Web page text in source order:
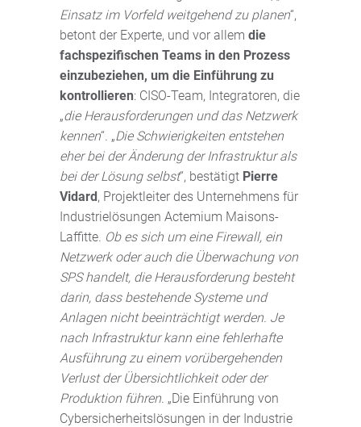
Einsatz im Vorfeld weitgehend zu planen“,
betont der Experte, und vor allem die
fachspezifischen Teams in den Prozess
einzubeziehen, um die Einführung zu
kontrollieren: CISO-Team, Integratoren, die
„die Herausforderungen und das Netzwerk
kennen“. „Die Schwierigkeiten entstehen
eher bei der Änderung der Infrastruktur als
bei der Lösung selbst“, bestätigt Pierre
Vidard, Projektleiter des Unternehmens für
Industrielösungen Actemium Maisons-
Laffitte. Ob es sich um eine Firewall, ein
Netzwerk oder auch die Überwachung von
SPS handelt, die Herausforderung besteht
darin, dass bestehende Systeme und
Anlagen nicht beeinträchtigt werden. Je
nach Infrastruktur kann eine fehlerhafte
Ausführung zu einem vorübergehenden
Verlust der Übersichtlichkeit oder der
Produktion führen. „Die Einführung von
Cybersicherheitslösungen in der Industrie